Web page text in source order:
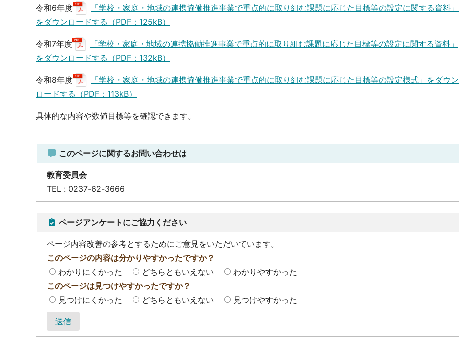
令和6年度
「学校・家庭・地域の連携協働推進事業で重点的に取り組む課題に応じた目標等の設定に関する資料」
をダウンロードする（PDF：125kB）
令和7年度
「学校・家庭・地域の連携協働推進事業で重点的に取り組む課題に応じた目標等の設定に関する資料」
をダウンロードする（PDF：132kB）
令和8年度
「学校・家庭・地域の連携協働推進事業で重点的に取り組む課題に応じた目標等の設定様式」をダウン
ロードする（PDF：113kB）
具体的な内容や数値目標等を確認できます。
このページに関するお問い合わせは
教育委員会
TEL : 0237-62-3666
ページアンケートにご協力ください
ページ内容改善の参考とするためにご意見をいただいています。
このページの内容は分かりやすかったですか？
わかりにくかった
どちらともいえない
わかりやすかった
このページは見つけやすかったですか？
見つけにくかった
どちらともいえない 見つけやすかった
送信